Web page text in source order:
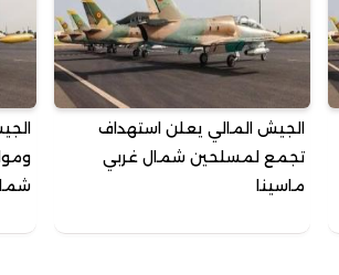
الجيش المالي يعلن استهداف
تجمع لمسلحين شمال غربي
ماسينا